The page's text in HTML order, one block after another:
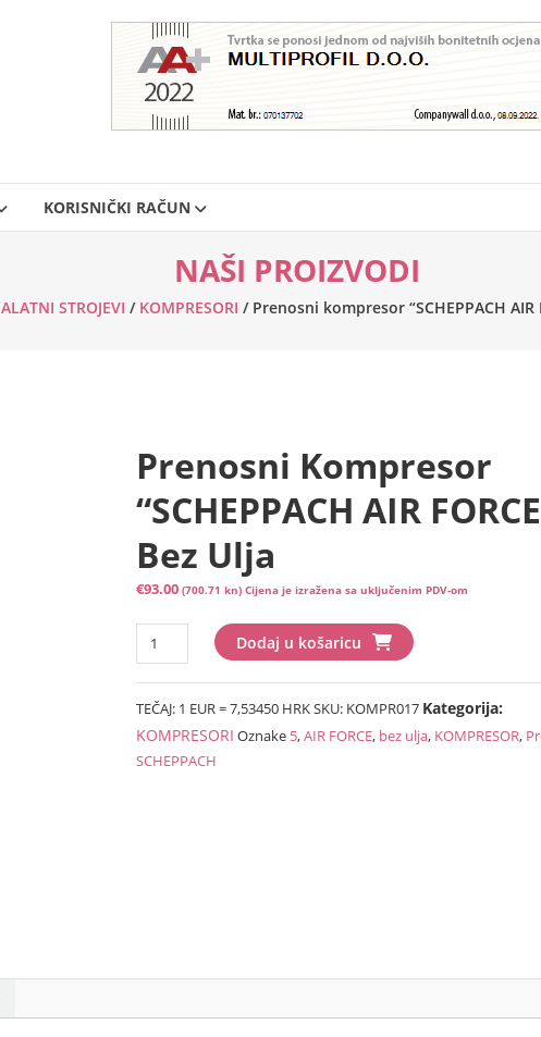
KORISNIČKI RAČUN
NAŠI PROIZVODI
ALATNI STROJEVI / KOMPRESORI / Prenosni kompresor “SCHEPPACH AIR
Prenosni Kompresor
“SCHEPPACH AIR
Bez Ulja
€93.00 (700.71 kn) Cijena je izražena sa uključenim PDV-om
Prenosni
kompresor
"SCHEPPACH
AIR
FORCE
5"
Dodaj u košaricu
TEČAJ: 1 EUR = 7,53450 HRKSKU: KOMPR017 Kategorija:
KOMPRESORI Oznake 5,AIR FORCE, bez ulja, KOMPRESOR,
SCHEPPACH